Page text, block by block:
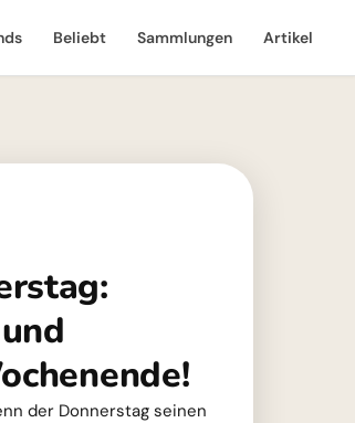
Beliebt Sammlungen Artikel
der Donnerstag seinen